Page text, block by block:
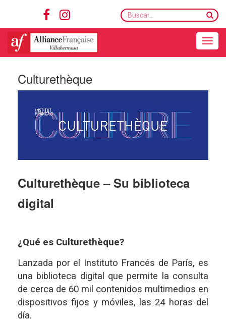
Buscar...
Culturethèque
Culturethèque – Su biblioteca
digital
¿Qué es Culturethèque?
Lanzada por el Instituto Francés de París, es
una biblioteca digital que permite la consulta
de cerca de 60 mil contenidos multimedios en
dispositivos fijos y móviles, las 24 horas del
día.